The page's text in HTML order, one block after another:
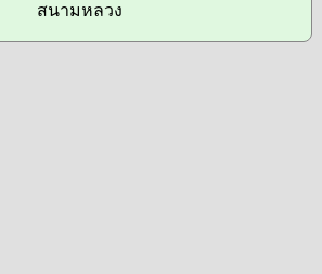
สนามหลวง